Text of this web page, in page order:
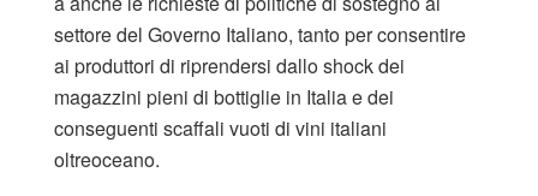
settore del Governo Italiano, tanto per consentire
ai produttori di riprendersi dallo shock dei
magazzini pieni di bottiglie in Italia e dei
conseguenti scaffali vuoti di vini italiani
oltreoceano.